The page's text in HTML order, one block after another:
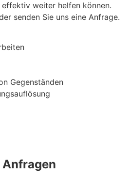
effektiv weiter helfen können.
senden Sie uns eine Anfrage.
Gegenständen